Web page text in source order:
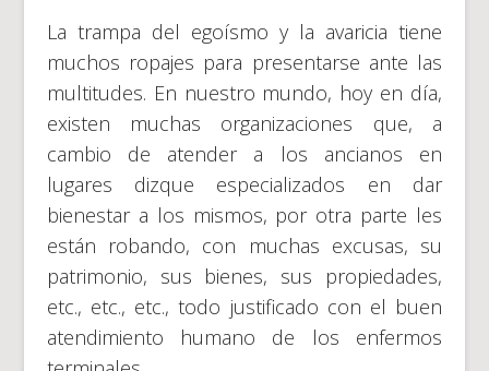
La trampa del egoísmo y la avaricia tiene
muchos ropajes para presentarse ante las
multitudes. En nuestro mundo, hoy en día,
existen muchas organizaciones que, a
cambio de atender a los ancianos en
lugares dizque especializados en dar
bienestar a los mismos, por otra parte les
están robando, con muchas excusas, su
patrimonio, sus bienes, sus propiedades,
etc., etc., etc., todo justificado con el buen
atendimiento humano de los enfermos